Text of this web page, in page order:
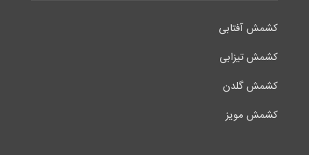
کشمش آفتابی
کشمش تیزابی
کشمش گلدن
کشمش مویز